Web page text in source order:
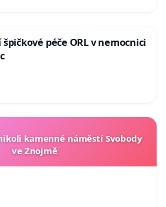
péče ORL v nemocnici
kamenné náměstí Svobody
ve Znojmě